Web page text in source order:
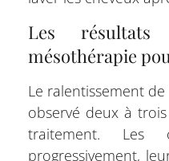
Les
mésothérapie
Le ralentissement
observé deux à
traitement. Les
progressivement,